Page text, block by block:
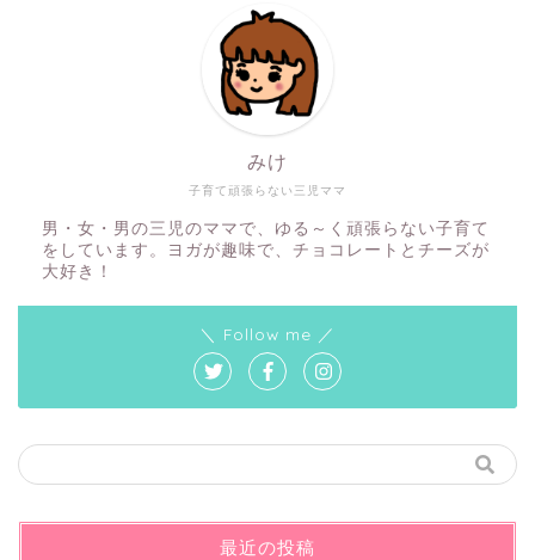
子育て頑張らない三児ママ
みけ
男・女・男の三児のママで、ゆる～く頑張らない子育て
をしています。ヨガが趣味で、チョコレートとチーズが
大好き！
＼ Follow me ／
最近の投稿